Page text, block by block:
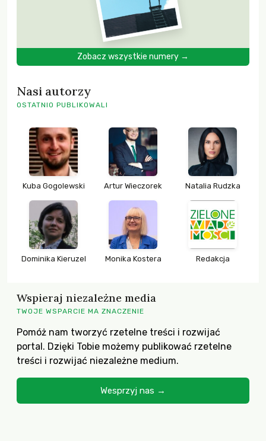
Zobacz wszystkie numery →
Nasi autorzy
OSTATNIO PUBLIKOWALI
Kuba Gogolewski Artur Wieczorek Natalia Rudzka
Dominika Kieruzel Monika Kostera Redakcja
Wspieraj niezależne media
TWOJE WSPARCIE MA ZNACZENIE
Pomóż nam tworzyć rzetelne treści i rozwijać
portal. Dzięki Tobie możemy publikować rzetelne
treści i rozwijać niezależne medium.
Wesprzyj nas →